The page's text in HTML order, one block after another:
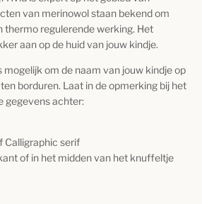
van merinowol staan bekend om
thermo regulerende werking. Het
aan op de huid van jouw kindje.
mogelijk om de naam van jouw kindje op
borduren. Laat in de opmerking bij het
gegevens achter:
Calligraphic serif
of in het midden van het knuffeltje